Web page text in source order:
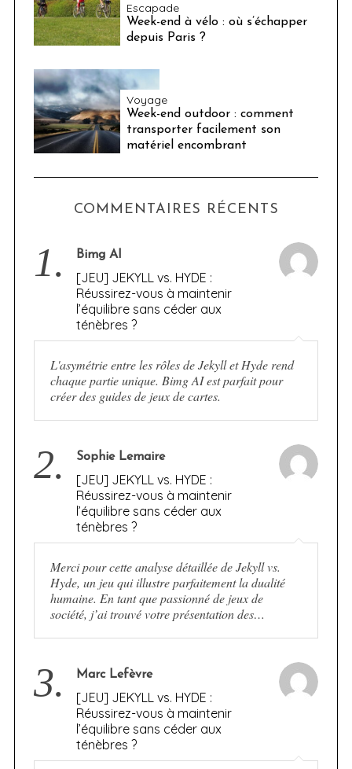
Escapade
Week-end à vélo : où s’échapper
depuis Paris ?
Voyage
Week-end outdoor : comment
transporter facilement son
matériel encombrant
COMMENTAIRES RÉCENTS
1. Bimg AI
[JEU] JEKYLL vs. HYDE :
Réussirez-vous à maintenir
l’équilibre sans céder aux
ténèbres ?
L'asymétrie entre les rôles de Jekyll et Hyde rend
chaque partie unique. Bimg AI est parfait pour
créer des guides de jeux de cartes.
2. Sophie Lemaire
[JEU] JEKYLL vs. HYDE :
Réussirez-vous à maintenir
l’équilibre sans céder aux
ténèbres ?
Merci pour cette analyse détaillée de Jekyll vs.
Hyde, un jeu qui illustre parfaitement la dualité
humaine. En tant que passionné de jeux de
société, j’ai trouvé votre présentation des…
3. Marc Lefèvre
[JEU] JEKYLL vs. HYDE :
Réussirez-vous à maintenir
l’équilibre sans céder aux
ténèbres ?